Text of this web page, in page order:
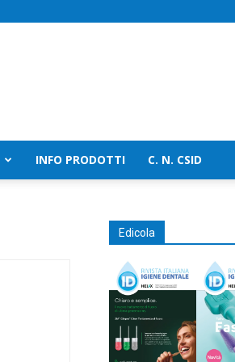
INFO PRODOTTI C. N. CSID
Edicola